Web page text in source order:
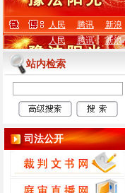
人民 腾讯
新浪
人民
腾讯 新浪
站内检索
司法公开